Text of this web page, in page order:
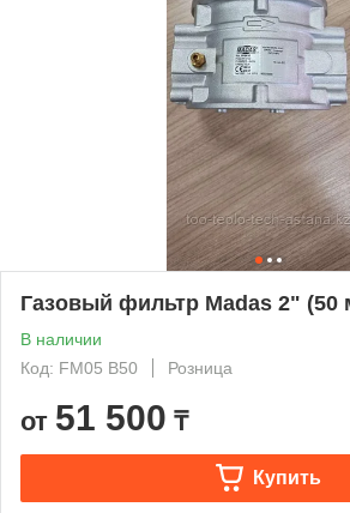
Газовый фильтр Madas 2" (50
В наличии
Код: FM05 B50
Розница
от 51 500 ₸
Купить